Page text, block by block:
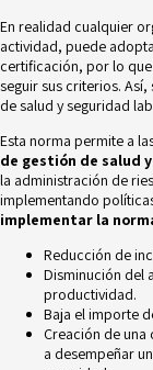
En realidad cualquier
actividad, puede
certificación, por lo
seguir sus criterios.
de salud y seguridad
Esta norma permite a
de gestión de salud
la administración de
implementando
implementar la
Reducción de
Disminución del
productividad.
Baja el importe
Creación de
a desempeñar